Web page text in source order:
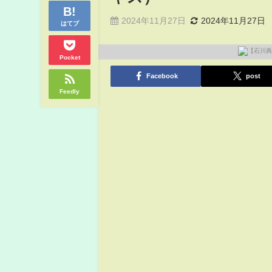
はてブ
Pocket
Feedly
2024年11月27日 2024年11月27日
Facebook post